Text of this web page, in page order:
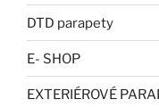
DTD parapety
E- SHOP
EXTERIÉROVÉ